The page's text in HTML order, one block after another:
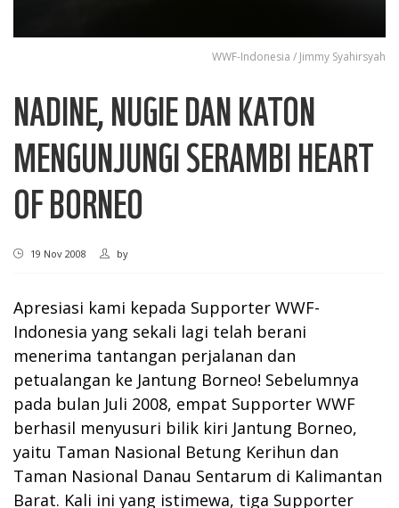
WWF-Indonesia / Jimmy Syahirsyah
NADINE, NUGIE DAN KATON
MENGUNJUNGI SERAMBI HEART
OF BORNEO
19 Nov 2008 by
Apresiasi kami kepada Supporter WWF-
Indonesia yang sekali lagi telah berani
menerima tantangan perjalanan dan
petualangan ke Jantung Borneo! Sebelumnya
pada bulan Juli 2008, empat Supporter WWF
berhasil menyusuri bilik kiri Jantung Borneo,
yaitu Taman Nasional Betung Kerihun dan
Taman Nasional Danau Sentarum di Kalimantan
Barat. Kali ini yang istimewa, tiga Supporter